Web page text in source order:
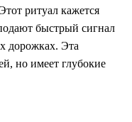
ритуал кажется
быстрый сигнал
дорожках. Эта
но имеет глубокие